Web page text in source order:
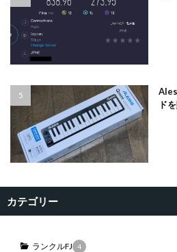
ド
カテゴリー
ランクルFJ 4